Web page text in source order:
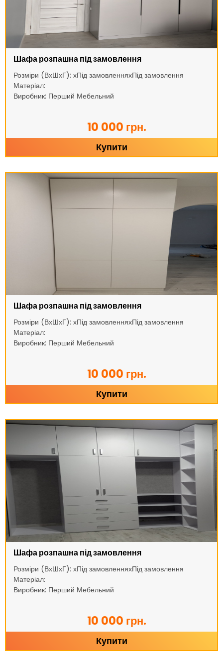
Шафа розпашна під замовлення
Розміри (ВхШхГ): хПід замовленняхПід замовлення
Матеріал:
Виробник: Перший Мебельний
10 000 грн.
Купити
Шафа розпашна під замовлення
Розміри (ВхШхГ): хПід замовленняхПід замовлення
Матеріал:
Виробник: Перший Мебельний
10 000 грн.
Купити
Шафа розпашна під замовлення
Розміри (ВхШхГ): хПід замовленняхПід замовлення
Матеріал:
Виробник: Перший Мебельний
10 000 грн.
Купити